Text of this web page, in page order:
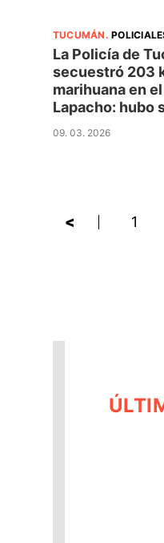
TUCUMÁN .
La Policía de
secuestró 203
marihuana en
Lapacho: hubo
09. 03. 2026
< 1